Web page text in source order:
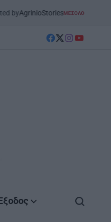
POSTED
ΜΕΣΟΛΌΓΓΙΣΤΗΝ ΑΙΤΩΛΟΑΚΑΡΝΑΝΊΑ
facebook
Twitter
instagram
YouTube